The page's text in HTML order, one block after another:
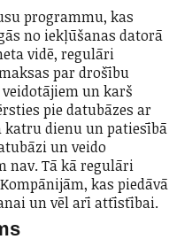
programmu, kas
no iekļūšanas datorā
vidē, regulāri
par drošību
un karš
pie datubāzes ar
dienu un patiesībā
un veido
nav. Tā kā regulāri
kas piedāvā
un vēl arī attīstībai.